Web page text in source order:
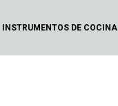
INSTRUMENTOS DE COCINA